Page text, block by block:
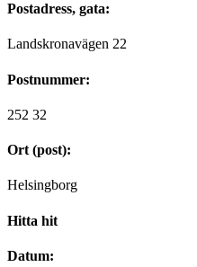
Postadress, gata:
Landskronavägen 22
Postnummer:
252 32
Ort (post):
Helsingborg
Hitta hit
Datum: